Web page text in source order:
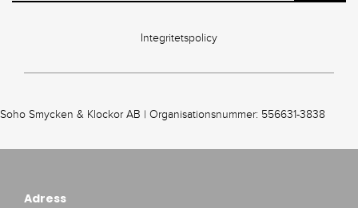
Integritetspolicy
Soho Smycken & Klockor AB | Organisationsnummer: 556631-3838
Adress